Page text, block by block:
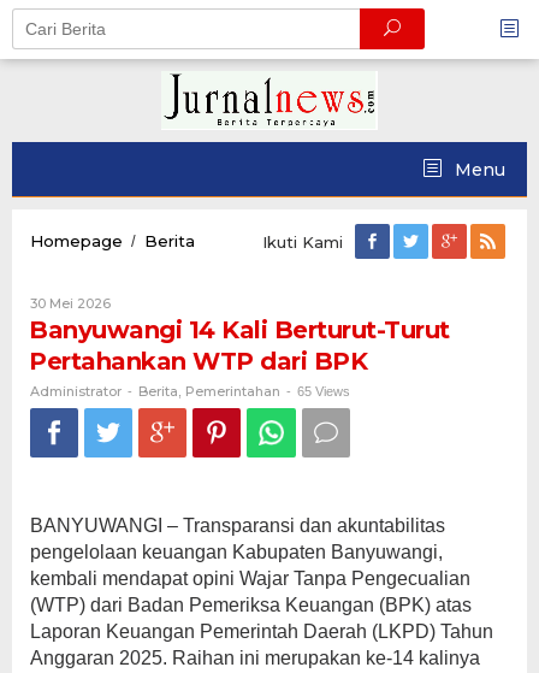
Skip
content
Menu
Homepage / Berita Banyuwangi
Turut
Pertahankan
WTP
dari
BPK
Ikuti Kami
30 Mei 2026Oleh
Administrator
Banyuwangi 14 Kali Berturut-Turut
Pertahankan WTP dari BPK
Administrator - Berita, Pemerintahan - 65 Views
BANYUWANGI – Transparansi dan akuntabilitas
pengelolaan keuangan Kabupaten Banyuwangi,
kembali mendapat opini Wajar Tanpa Pengecualian
(WTP) dari Badan Pemeriksa Keuangan (BPK) atas
Laporan Keuangan Pemerintah Daerah (LKPD) Tahun
Anggaran 2025. Raihan ini merupakan ke-14 kalinya